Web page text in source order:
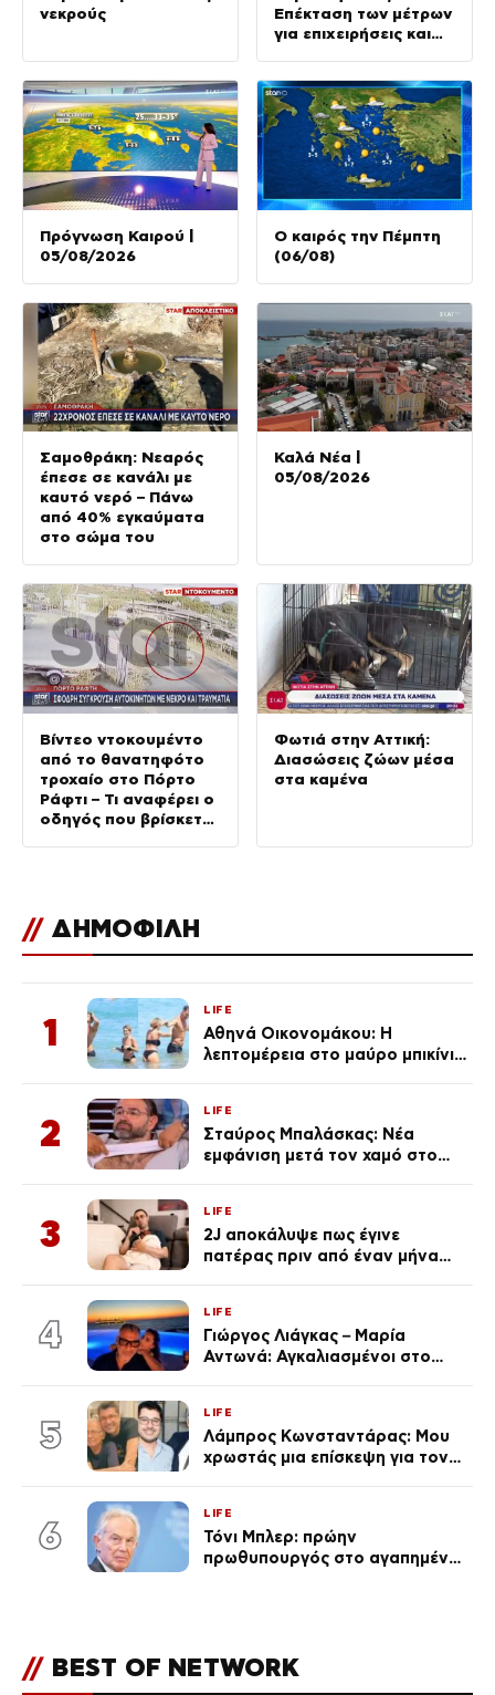
νεκρούς
Επέκταση των μέτρων
για επιχειρήσεις και
Πρόγνωση Καιρού |
05/08/2026
Ο καιρός την Πέμπτη
(06/08)
Σαμοθράκη: Νεαρός
έπεσε σε κανάλι με
καυτό νερό – Πάνω
από 40% εγκαύματα
στο σώμα του
Καλά Νέα |
05/08/2026
Βίντεο ντοκουμέντο
από το θανατηφότο
τροχαίο στο Πόρτο
Ράφτι – Τι αναφέρει ο
οδηγός που βρίσκεται
Φωτιά στην Αττική:
Διασώσεις ζώων μέσα
στα καμένα
// ΔΗΜΟΦΙΛΗ
1
LIFE
Αθηνά Οικονομάκου: Η
λεπτομέρεια στο μαύρο μπικίνι
(φωτογραφίες)
2
LIFE
Σταύρος Μπαλάσκας: Νέα
εμφάνιση μετά τον χαμό στο
3
LIFE
2J αποκάλυψε πως έγινε
πατέρας πριν από έναν μήνα
4
LIFE
Γιώργος Λιάγκας – Μαρία
Αντωνά: Αγκαλιασμένοι στο
5
LIFE
Λάμπρος Κωνσταντάρας: Μου
χρωστάς μια επίσκεψη για τον
6
LIFE
Τόνι Μπλερ: πρώην
πρωθυπουργός στο αγαπημένο
// BEST OF NETWORK